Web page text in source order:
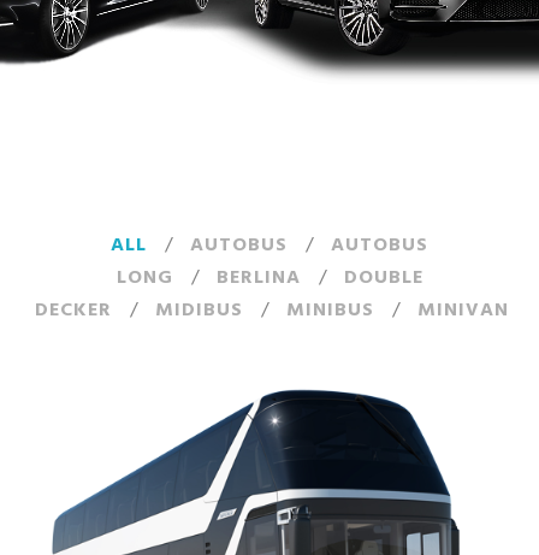
ALL / AUTOBUS / AUTOBUS
LONG
/ BERLINA /
DOUBLE
DECKER
/ MIDIBUS / MINIBUS / MINIVAN